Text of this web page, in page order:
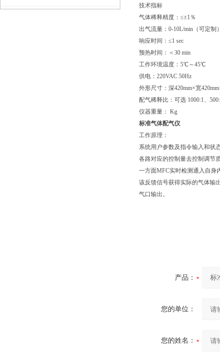
技术指标
气体稀释精度：≤±1％
出气流量：0-10L/min（可定制
响应时间：≤1 sec
预热时间：＜30 min
工作环境温度：5℃～45℃
供电：220VAC 50Hz
外形尺寸：深420mm×宽
配气稀释比：可选 1000:1、
仪器重量： Kg
标准气体配气仪
工作原理：
系统用户参数及指令输入和状
各路对应的控制量去控制调节
一方面MFC实时检测通入自身
该反馈信号获得实际的气体输
气口输出。
产品：
您的单位：
您的姓名：